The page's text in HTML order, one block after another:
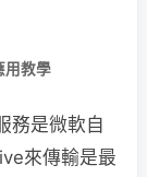
用教學
務是微軟自
來傳輸是最